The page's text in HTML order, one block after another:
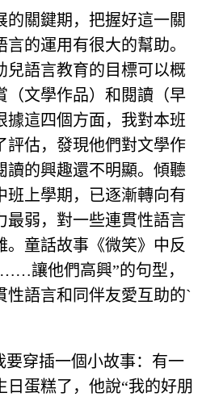
的關鍵期，把握好這一關
的運用有很大的幫助。
兒語言教育的目標可以概
（文學作品）和閱讀（早
據這四個方面，我對本班
評估，發現他們對文學作
讀的興趣還不明顯。傾聽
班上學期，已逐漸轉向有
最弱，對一些連貫性語言
。童話故事《微笑》中反
讓他們高興”的句型，
性語言和同伴友愛互助的`
要穿插一個小故事：有一
蛋糕了，他說“我的好朋